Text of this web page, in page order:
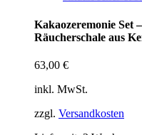
Kakaozeremonie Set
Räucherschale aus
63,00 €
inkl. MwSt.
zzgl. Versandkosten